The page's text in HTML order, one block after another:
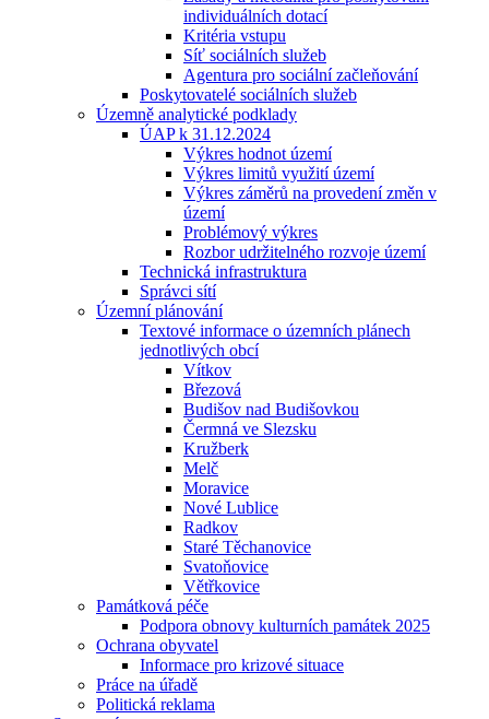
individuálních dotací
Kritéria vstupu
Síť sociálních služeb
Agentura pro sociální začleňování
Poskytovatelé sociálních služeb
Územně analytické podklady
ÚAP k 31.12.2024
Výkres hodnot území
Výkres limitů využití území
Výkres záměrů na provedení změn v
území
Problémový výkres
Rozbor udržitelného rozvoje území
Technická infrastruktura
Správci sítí
Územní plánování
Textové informace o územních plánech
jednotlivých obcí
Vítkov
Březová
Budišov nad Budišovkou
Čermná ve Slezsku
Kružberk
Melč
Moravice
Nové Lublice
Radkov
Staré Těchanovice
Svatoňovice
Větřkovice
Památková péče
Podpora obnovy kulturních památek 2025
Ochrana obyvatel
Informace pro krizové situace
Práce na úřadě
Politická reklama